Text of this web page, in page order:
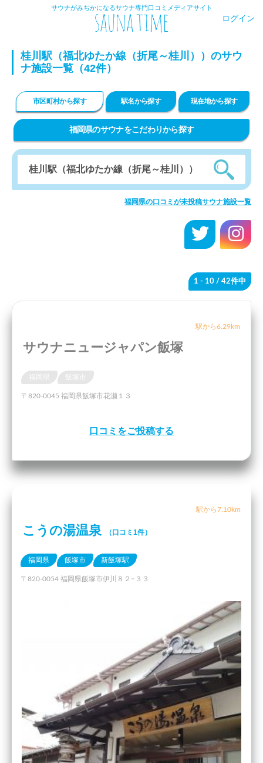
サウナがみぢかになるサウナ専門口コミメディアサイト
ログイン
桂川駅（福北ゆたか線（折尾～桂川））のサウ
ナ施設一覧（42件）
市区町村から探す 駅名から探す 現在地から探す
福岡県のサウナをこだわりから探す
福岡県の口コミが未投稿サウナ施設一覧
1 - 10 / 42件中
駅から6.29km
サウナニュージャパン飯塚
飯塚市
〒820-0045 福岡県飯塚市花瀬１３
口コミをご投稿する
駅から7.10km
こうの湯温泉 （口コミ1件）
福岡県 飯塚市 新飯塚駅
〒820-0054 福岡県飯塚市伊川８２−３３